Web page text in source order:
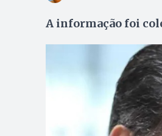
A informação foi